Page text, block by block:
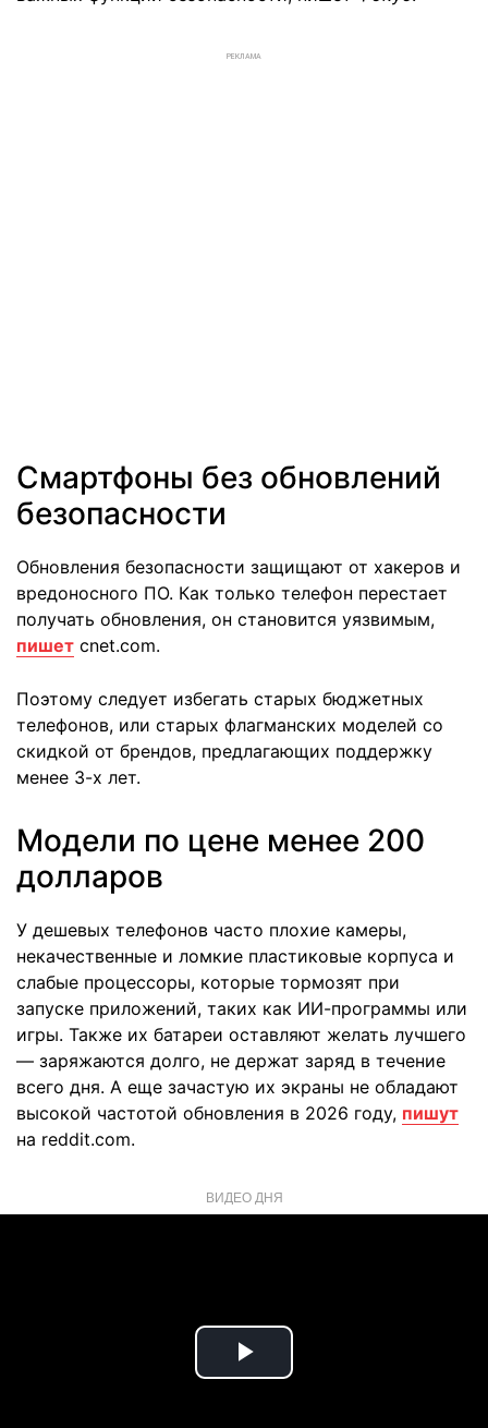
РЕКЛАМА
Смартфоны без обновлений
безопасности
Обновления безопасности защищают от хакеров и
вредоносного ПО. Как только телефон перестает
получать обновления, он становится уязвимым,
пишет cnet.com.
Поэтому следует избегать старых бюджетных
телефонов, или старых флагманских моделей со
скидкой от брендов, предлагающих поддержку
менее 3-х лет.
Модели по цене менее 200
долларов
У дешевых телефонов часто плохие камеры,
некачественные и ломкие пластиковые корпуса и
слабые процессоры, которые тормозят при
запуске приложений, таких как ИИ-программы или
игры. Также их батареи оставляют желать лучшего
— заряжаются долго, не держат заряд в течение
всего дня. А еще зачастую их экраны не обладают
высокой частотой обновления в 2026 году, пишут
на reddit.com.
ВИДЕО ДНЯ
Play